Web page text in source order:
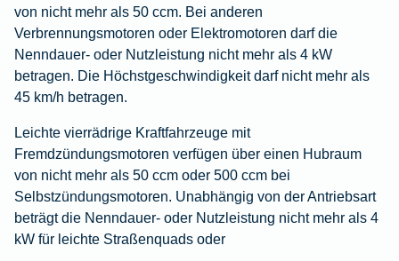
von nicht mehr als 50 ccm. Bei anderen
Verbrennungsmotoren oder Elektromotoren darf die
Nenndauer- oder Nutzleistung nicht mehr als 4 kW
betragen. Die Höchstgeschwindigkeit darf nicht mehr als
45 km/h betragen.
Leichte vierrädrige Kraftfahrzeuge mit
Fremdzündungsmotoren verfügen über einen Hubraum
von nicht mehr als 50 ccm oder 500 ccm bei
Selbstzündungsmotoren. Unabhängig von der Antriebsart
beträgt die Nenndauer- oder Nutzleistung nicht mehr als 4
kW für leichte Straßenquads oder